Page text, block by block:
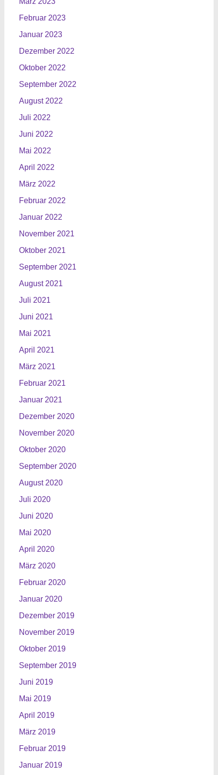
Februar 2023
Januar 2023
Dezember 2022
Oktober 2022
September 2022
August 2022
Juli 2022
Juni 2022
Mai 2022
April 2022
März 2022
Februar 2022
Januar 2022
November 2021
Oktober 2021
September 2021
August 2021
Juli 2021
Juni 2021
Mai 2021
April 2021
März 2021
Februar 2021
Januar 2021
Dezember 2020
November 2020
Oktober 2020
September 2020
August 2020
Juli 2020
Juni 2020
Mai 2020
April 2020
März 2020
Februar 2020
Januar 2020
Dezember 2019
November 2019
Oktober 2019
September 2019
Juni 2019
Mai 2019
April 2019
März 2019
Februar 2019
Januar 2019